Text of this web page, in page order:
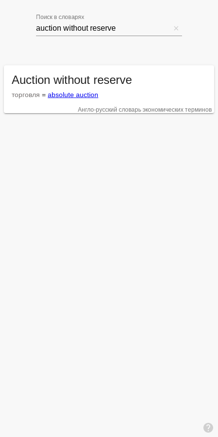
Поиск в словарях
Auction without reserve
торговля = absolute auction
Англо-русский словарь экономических терминов